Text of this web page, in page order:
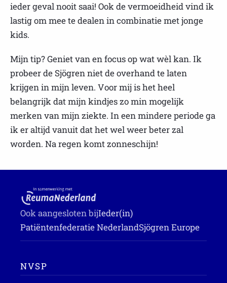
ieder geval nooit saai! Ook de vermoeidheid vind ik
lastig om mee te dealen in combinatie met jonge
kids.
Mijn tip? Geniet van en focus op wat wèl kan. Ik
probeer de Sjögren niet de overhand te laten
krijgen in mijn leven. Voor mij is het heel
belangrijk dat mijn kindjes zo min mogelijk
merken van mijn ziekte. In een mindere periode ga
ik er altijd vanuit dat het wel weer beter zal
worden. Na regen komt zonneschijn!
Ook aangesloten bijIeder(in)
Patiëntenfederatie NederlandSjögren Europe
NVSP